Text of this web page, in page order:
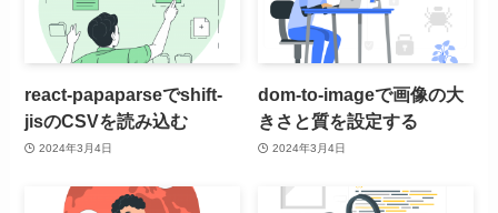
react-papaparseでshift-
jisのCSVを読み込む
2024年3月4日
dom-to-imageで画像の大
きさと質を設定する
2024年3月4日